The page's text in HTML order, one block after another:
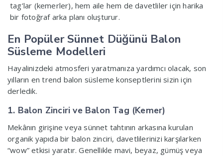
tag’lar (kemerler), hem aile hem de davetliler için harika
bir fotoğraf arka planı oluşturur.
En Popüler Sünnet Düğünü Balon
Süsleme Modelleri
Hayalinizdeki atmosferi yaratmanıza yardımcı olacak, son
yılların en trend balon süsleme konseptlerini sizin için
derledik.
1. Balon Zinciri ve Balon Tag (Kemer)
Mekânın girişine veya sünnet tahtının arkasına kurulan
organik yapıda bir balon zinciri, davetlilerinizi karşılarken
“wow” etkisi yaratır. Genellikle mavi, beyaz, gümüş veya